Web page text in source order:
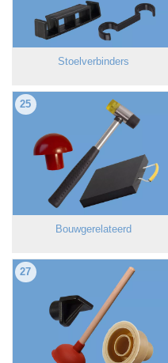
Stoelverbinders
25
Bouwgerelateerd
27